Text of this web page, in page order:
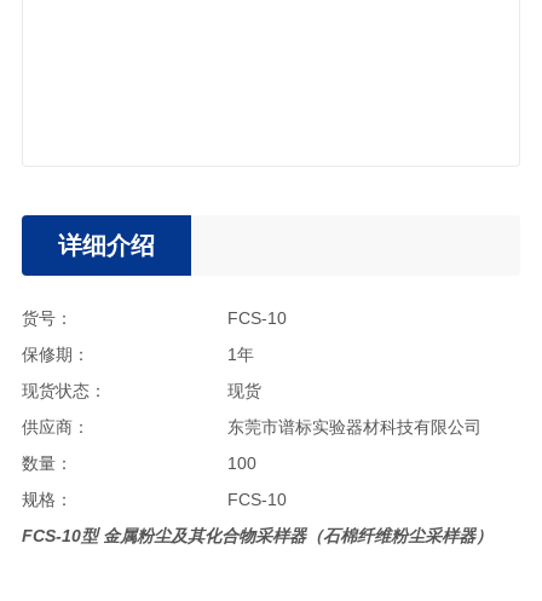
详细介绍
货号：
FCS-10
保修期：
1年
现货状态：
现货
供应商：
东莞市谱标实验器材科技有限公司
数量：
100
规格：
FCS-10
FCS-10型金属粉尘及其化合物采样器（石棉纤维粉尘采样器）